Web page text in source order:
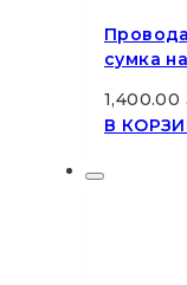
сумка
1,400.00
В